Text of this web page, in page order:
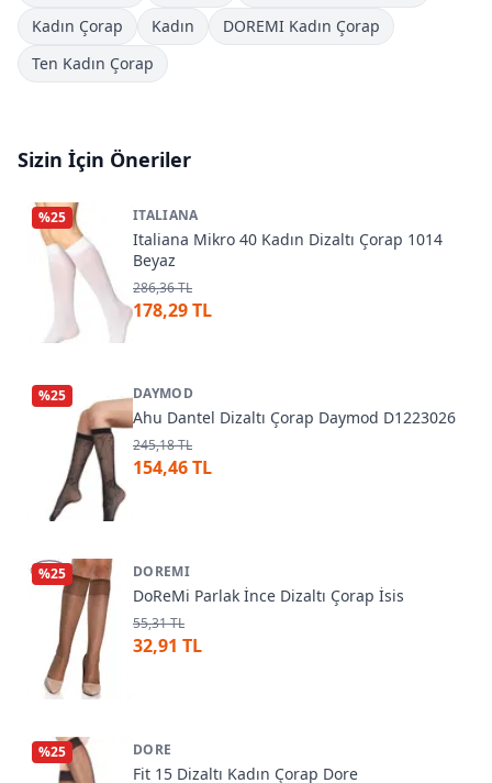
Kadın Çorap
Kadın
DOREMI Kadın Çorap
Ten Kadın Çorap
Sizin İçin Öneriler
%25 ITALIANA
Italiana Mikro 40 Kadın Dizaltı Çorap 1014
Beyaz
286,36 TL
178,29 TL
%25 DAYMOD
Ahu Dantel Dizaltı Çorap Daymod D1223026
245,18 TL
154,46 TL
%25 DOREMI
DoReMi Parlak İnce Dizaltı Çorap İsis
55,31 TL
32,91 TL
%25 DORE
Fit 15 Dizaltı Kadın Çorap Dore